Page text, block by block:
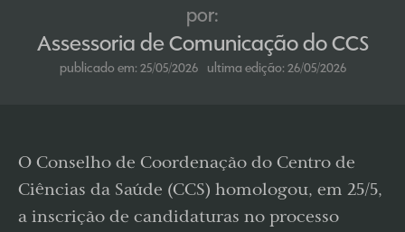
por:
Assessoria de Comunicação do CCS
publicado em: 25/05/2026 ultima edição: 26/05/2026
O Conselho de Coordenação do Centro de
Ciências da Saúde (CCS) homologou, em 25/5,
a inscrição de candidaturas no processo